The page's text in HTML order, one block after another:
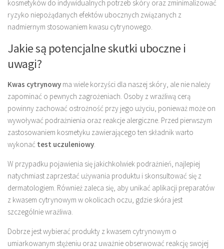
kosmetyków do indywidualnych potrzeb skóry oraz zminimalizować
ryzyko niepożądanych efektów ubocznych związanych z
nadmiernym stosowaniem kwasu cytrynowego.
Jakie są potencjalne skutki uboczne i
uwagi?
Kwas cytrynowy ma wiele korzyści dla naszej skóry, ale nie należy
zapominać o pewnych zagrożeniach. Osoby z wrażliwą cerą
powinny zachować ostrożność przy jego użyciu, ponieważ może on
wywoływać podrażnienia oraz reakcje alergiczne. Przed pierwszym
zastosowaniem kosmetyku zawierającego ten składnik warto
wykonać test uczuleniowy.
W przypadku pojawienia się jakichkolwiek podrażnień, najlepiej
natychmiast zaprzestać używania produktu i skonsultować się z
dermatologiem. Również zaleca się, aby unikać aplikacji preparatów
z kwasem cytrynowym w okolicach oczu, gdzie skóra jest
szczególnie wrażliwa.
Dobrze jest wybierać produkty z kwasem cytrynowym o
umiarkowanym stężeniu oraz uważnie obserwować reakcję swojej